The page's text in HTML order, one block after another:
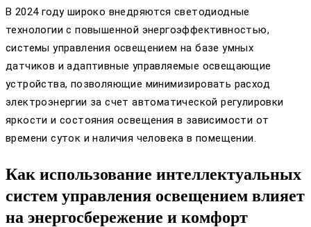
В 2024 году широко внедряются светодиодные
технологии с повышенной энергоэффективностью,
системы управления освещением на базе умных
датчиков и адаптивные управляемые освещающие
устройства, позволяющие минимизировать расход
электроэнергии за счет автоматической регулировки
яркости и состояния освещения в зависимости от
времени суток и наличия человека в помещении.
Как использование интеллектуальных
систем управления освещением влияет
на энергосбережение и комфорт